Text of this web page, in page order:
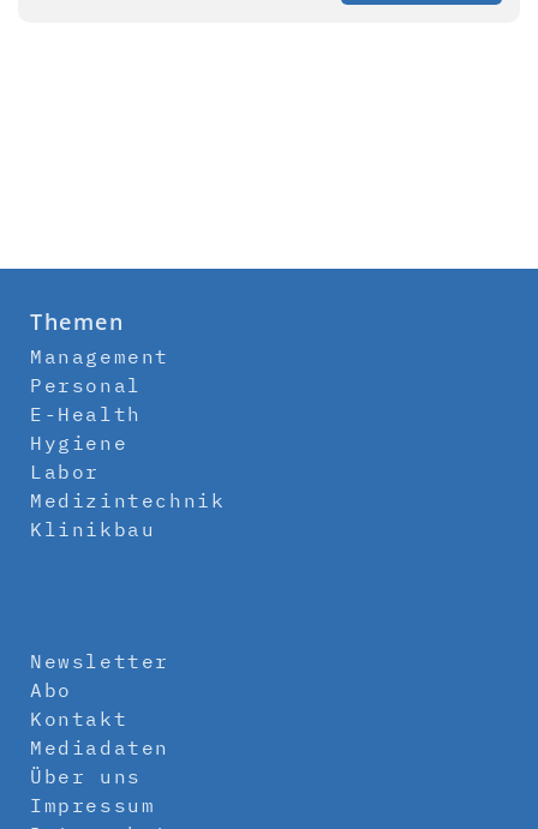
Themen
Management
Personal
E-Health
Hygiene
Labor
Medizintechnik
Klinikbau
Newsletter
Abo
Kontakt
Mediadaten
Über uns
Impressum